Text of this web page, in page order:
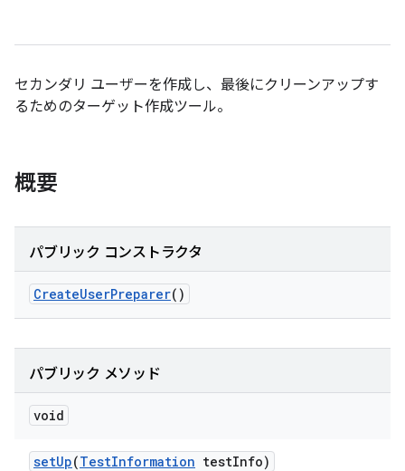
セカンダリ ユーザーを作成し、最後にクリーンアップす
るためのターゲット作成ツール。
概要
パブリック コンストラクタ
CreateUserPreparer()
パブリック メソッド
void
setUp(TestInformation testInfo)